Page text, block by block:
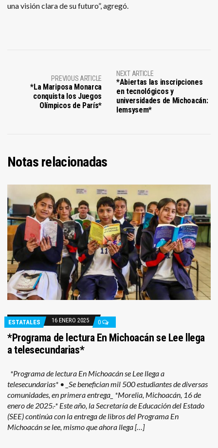
una visión clara de su futuro”, agregó.
PREVIOUS ARTICLE
*La Mariposa Monarca
conquista los Juegos
Olímpicos de París*
NEXT ARTICLE
*Abiertas las inscripciones
en tecnológicos y
universidades de Michoacán:
Iemsysem*
Notas relacionadas
ESTATALES 16 ENERO 2025 0
*Programa de lectura En Michoacán se Lee llega
a telesecundarias*
*Programa de lectura En Michoacán se Lee llega a
telesecundarias* • _Se benefician mil 500 estudiantes de diversas
comunidades, en primera entrega_ *Morelia, Michoacán, 16 de
enero de 2025.-* Este año, la Secretaría de Educación del Estado
(SEE) continúa con la entrega de libros del Programa En
Michoacán se lee, mismo que ahora llega […]